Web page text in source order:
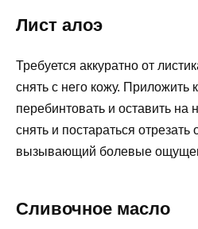
Лист алоэ
Требуется аккуратно от
снять с него кожу. Приложить
перебинтовать и оставить на
снять и постараться отрезать
вызывающий болевые
Сливочное масло